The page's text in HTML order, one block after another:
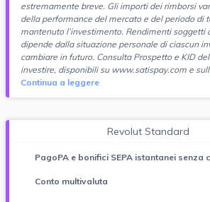
estremamente breve. Gli importi dei rimborsi
della performance del mercato e del periodo di
mantenuto l’investimento. Rendimenti soggetti
dipende dalla situazione personale di ciascun
cambiare in futuro. Consulta Prospetto e KID
investire, disponibili su www.satispay.com e
Continua a leggere
Revolut Standard
PagoPA e bonifici SEPA istantanei senza
Conto multivaluta